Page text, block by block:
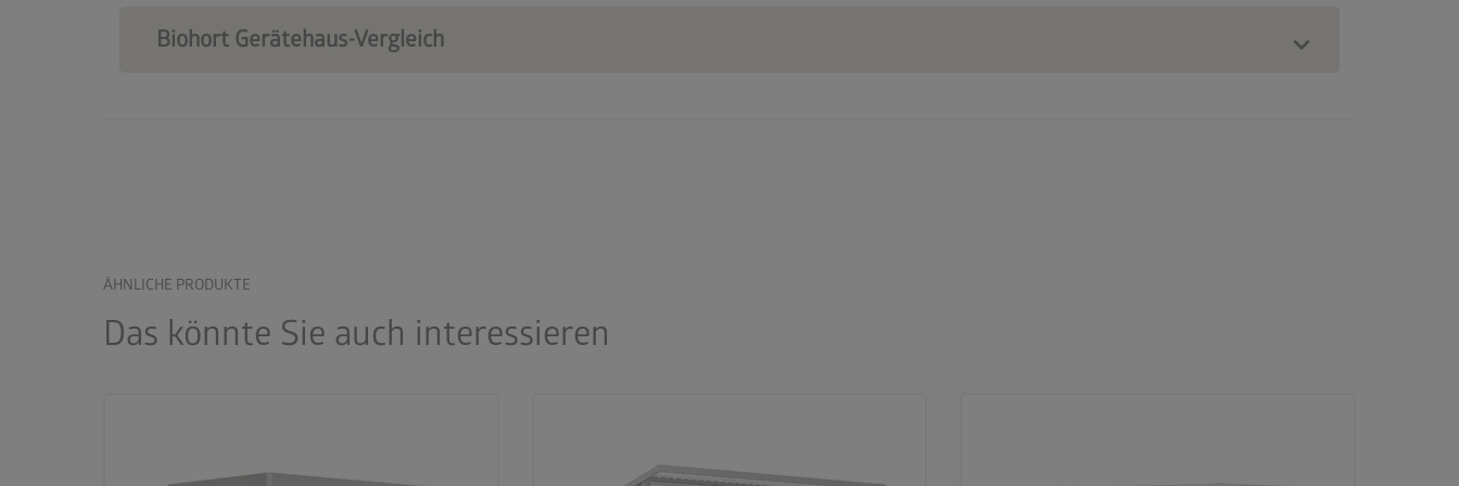
Biohort Gerätehaus-Vergleich
ÄHNLICHE PRODUKTE
Das könnte Sie auch interessieren